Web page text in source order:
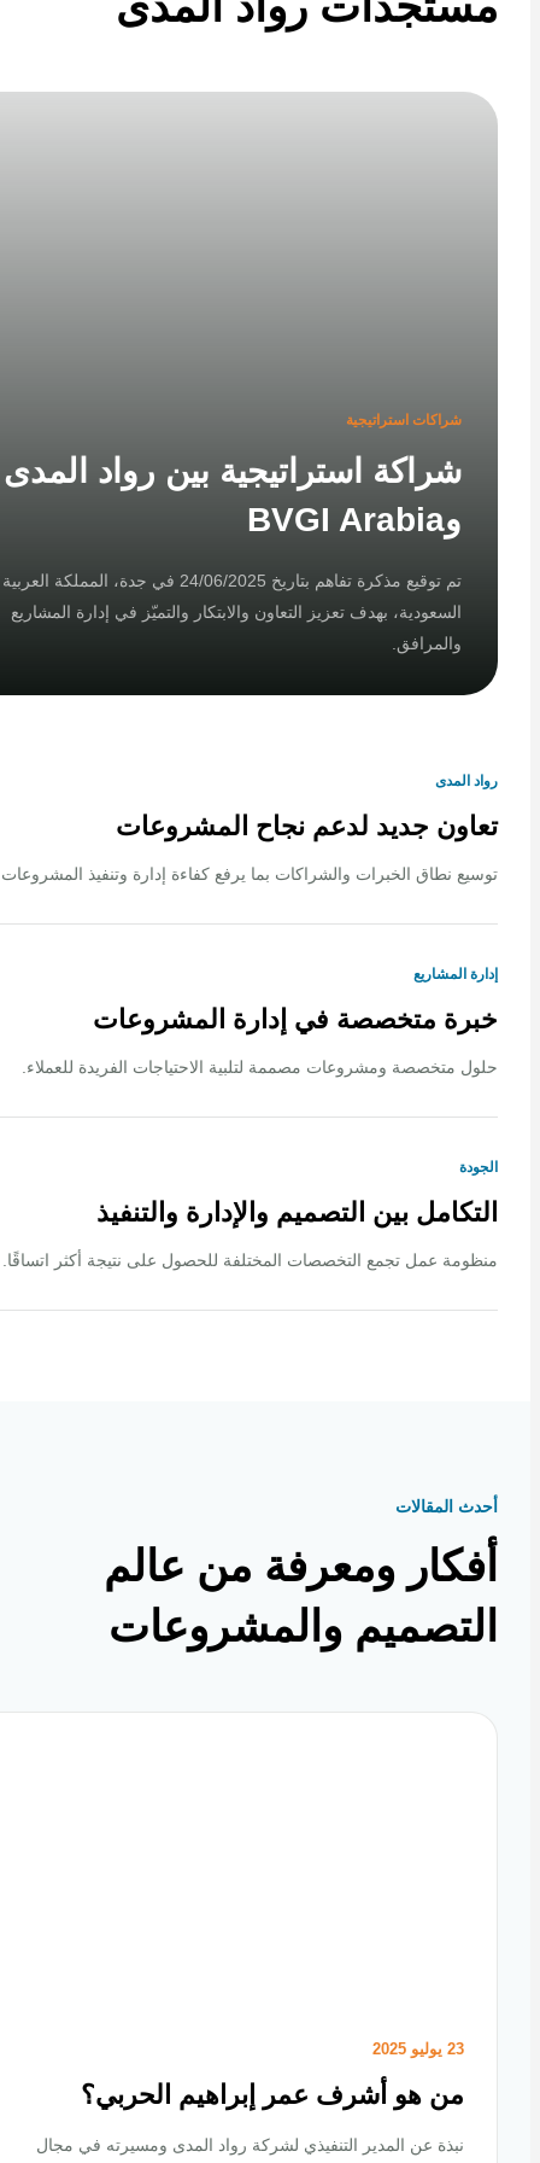
شراكات استراتيجية
شراكة استراتيجية بين رواد المدى
تم توقيع مذكرة تفاهم بتاريخ 24/06/2025 في جدة، المملكة العربية
السعودية، بهدف تعزيز التعاون والابتكار والتميّز في إدارة المشاريع
جديد لدعم نجاح المشروعات
نطاق الخبرات والشراكات بما يرفع كفاءة إدارة وتنفيذ المشروعات.
المشاريع
متخصصة في إدارة المشروعات
متخصصة ومشروعات مصممة لتلبية الاحتياجات الفريدة للعملاء.
بين التصميم والإدارة والتنفيذ
عمل تجمع التخصصات المختلفة للحصول على نتيجة أكثر اتساقًا.
المقالات
ومعرفة من عالم
والمشروعات
من هو أشرف عمر إبراهيم الحربي؟
نبذة عن المدير التنفيذي لشركة رواد المدى ومسيرته في مجال